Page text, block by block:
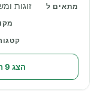
זוגות
הצג 9 חצי אחוד - קלאס SI